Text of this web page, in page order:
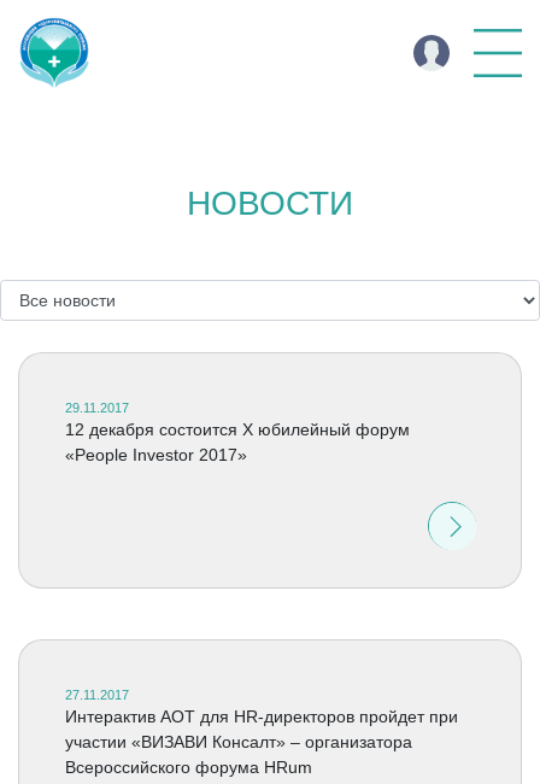
НОВОСТИ
29.11.2017
12 декабря состоится X юбилейный форум
«People Investor 2017»
27.11.2017
Интерактив АОТ для HR-директоров пройдет при
участии «ВИЗАВИ Консалт» – организатора
Всероссийского форума HRum